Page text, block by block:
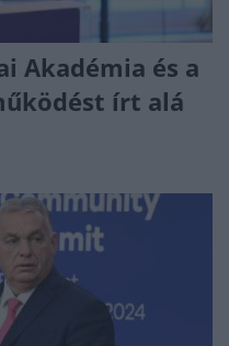
Akadémia és a
írt alá